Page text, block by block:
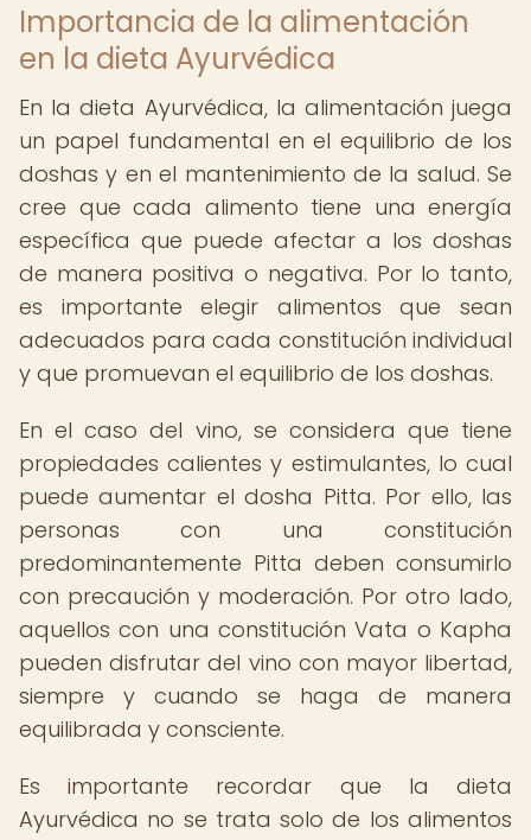
Importancia de la alimentación
en la dieta Ayurvédica
En la dieta Ayurvédica, la alimentación juega
un papel fundamental en el equilibrio de los
doshas y en el mantenimiento de la salud. Se
cree que cada alimento tiene una energía
específica que puede afectar a los doshas
de manera positiva o negativa. Por lo tanto,
es importante elegir alimentos que sean
adecuados para cada constitución individual
y que promuevan el equilibrio de los doshas.
En el caso del vino, se considera que tiene
propiedades calientes y estimulantes, lo cual
puede aumentar el dosha Pitta. Por ello, las
personas con una constitución
predominantemente Pitta deben consumirlo
con precaución y moderación. Por otro lado,
aquellos con una constitución Vata o Kapha
pueden disfrutar del vino con mayor libertad,
siempre y cuando se haga de manera
equilibrada y consciente.
Es importante recordar que la dieta
Ayurvédica no se trata solo de los alimentos